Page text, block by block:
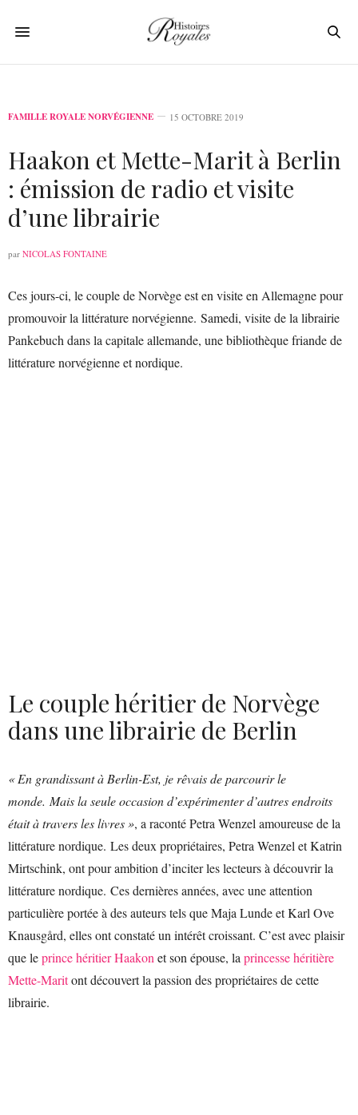
FAMILLE ROYALE NORVÉGIENNE 15 OCTOBRE 2019
Haakon et Mette-Marit à Berlin
: émission de radio et visite
d’une librairie
par NICOLAS FONTAINE
Ces jours-ci, le couple de Norvège est en visite en Allemagne pour
promouvoir la littérature norvégienne. Samedi, visite de la librairie
Pankebuch dans la capitale allemande, une bibliothèque friande de
littérature norvégienne et nordique.
Le couple héritier de Norvège
dans une librairie de Berlin
« En grandissant à Berlin-Est, je rêvais de parcourir le
monde. Mais la seule occasion d’expérimenter d’autres endroits
était à travers les livres », a raconté Petra Wenzel amoureuse de la
littérature nordique. Les deux propriétaires, Petra Wenzel et Katrin
Mirtschink, ont pour ambition d’inciter les lecteurs à découvrir la
littérature nordique. Ces dernières années, avec une attention
particulière portée à des auteurs tels que Maja Lunde et Karl Ove
Knausgård, elles ont constaté un intérêt croissant. C’est avec plaisir
que leprince héritier Haakon et son épouse, la princesse héritière
Mette-Maritont découvert la passion des propriétaires de cette
librairie.